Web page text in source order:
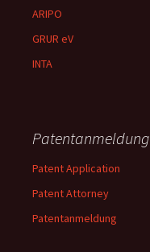
ARIPO
GRUR eV
INTA
Patentanmeldung
Patent Application
Patent Attorney
Patentanmeldung